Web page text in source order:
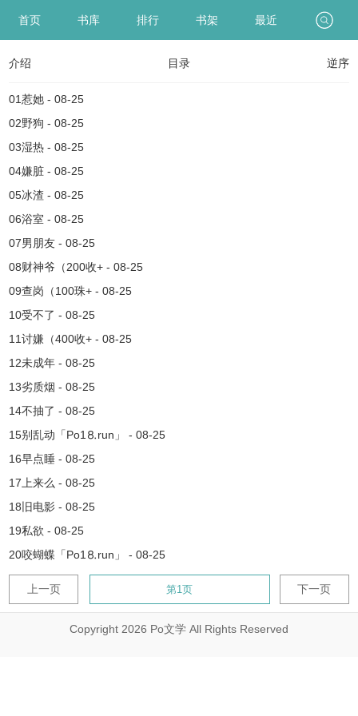
首页 书库 排行 书架 最近
介绍 目录 逆序
01惹她 - 08-25
02野狗 - 08-25
03湿热 - 08-25
04嫌脏 - 08-25
05冰渣 - 08-25
06浴室 - 08-25
07男朋友 - 08-25
08财神爷（200收+ - 08-25
09查岗（100珠+ - 08-25
10受不了 - 08-25
11讨嫌（400收+ - 08-25
12未成年 - 08-25
13劣质烟 - 08-25
14不抽了 - 08-25
15别乱动「Рo1⒏run」 - 08-25
16早点睡 - 08-25
17上来么 - 08-25
18旧电影 - 08-25
19私欲 - 08-25
20咬蝴蝶「Рo1⒏run」 - 08-25
上一页 下一页
Copyright 2026 Po文学 All Rights Reserved